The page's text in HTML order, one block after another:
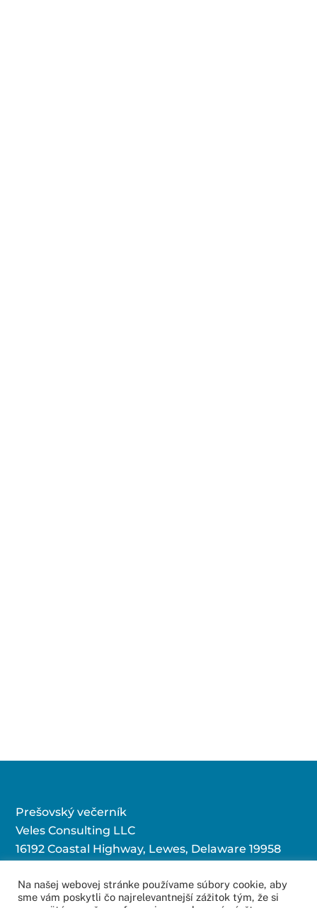
Prešovský večerník
Veles Consulting LLC
16192 Coastal Highway, Lewes, Delaware 19958
Kontaktujte nás:
Na našej webovej stránke používame súbory cookie, aby
sme vám poskytli čo najrelevantnejší zážitok tým, že si